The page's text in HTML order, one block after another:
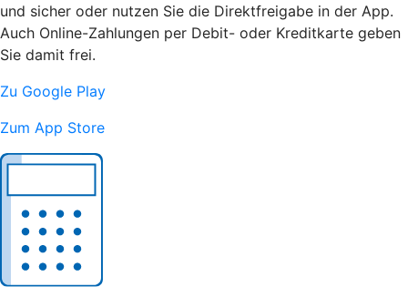
und sicher oder nutzen Sie die Direktfreigabe in der App.
Auch Online-Zahlungen per Debit- oder Kreditkarte geben
Sie damit frei.
Zu Google Play
Zum App Store